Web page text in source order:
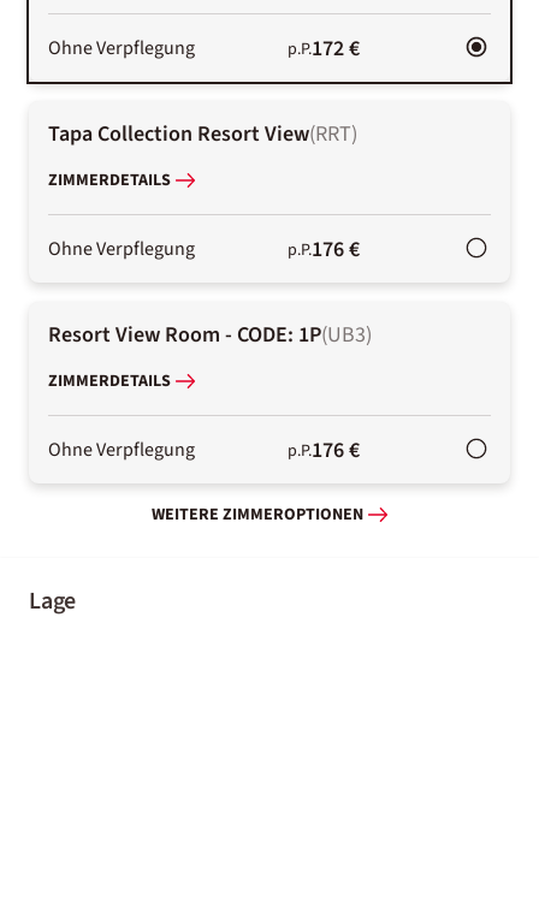
Ohne Verpflegung p.P.172 €
Tapa Collection Resort View(RRT)
ZIMMERDETAILS
Ohne Verpflegung p.P.176 €
Resort View Room - CODE: 1P(UB3)
ZIMMERDETAILS
Ohne Verpflegung p.P.176 €
WEITERE ZIMMEROPTIONEN
Lage